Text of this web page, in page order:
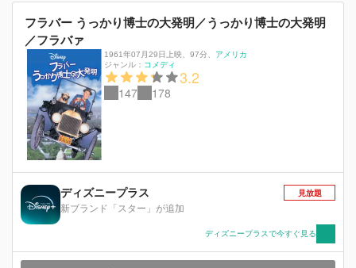
フラバー うっかり博士の大発明／うっかり博士の大発明
／フラバァ
1961年07月29日上映 97分
アメリカ
ジャンル： コメディ
3.2
147 178
ディズニープラス
新ブランド「スター」が追加
見放題
ディズニープラスで今すぐ見る